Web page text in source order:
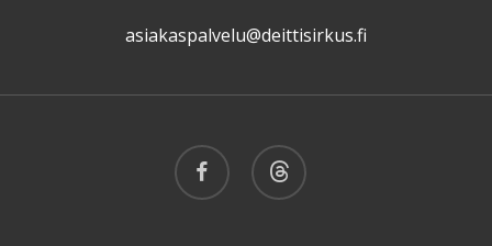
asiakaspalvelu@deittisirkus.fi
facebook threads